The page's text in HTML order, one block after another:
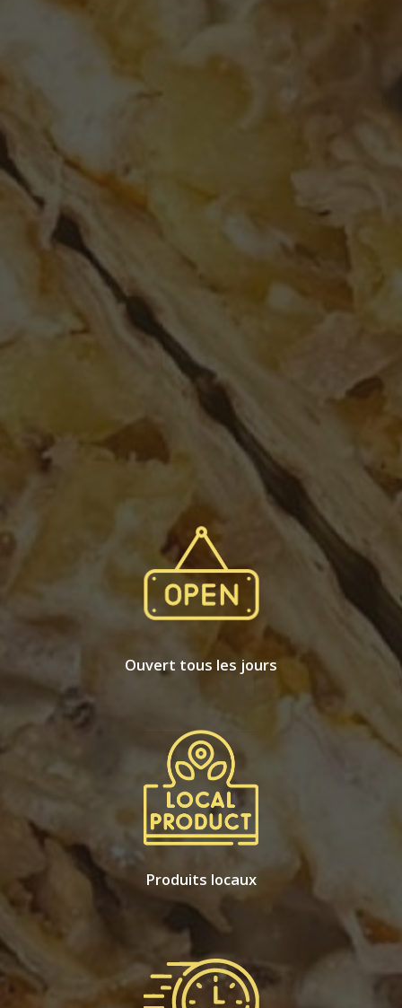
Ouvert tous les jours
Produits locaux